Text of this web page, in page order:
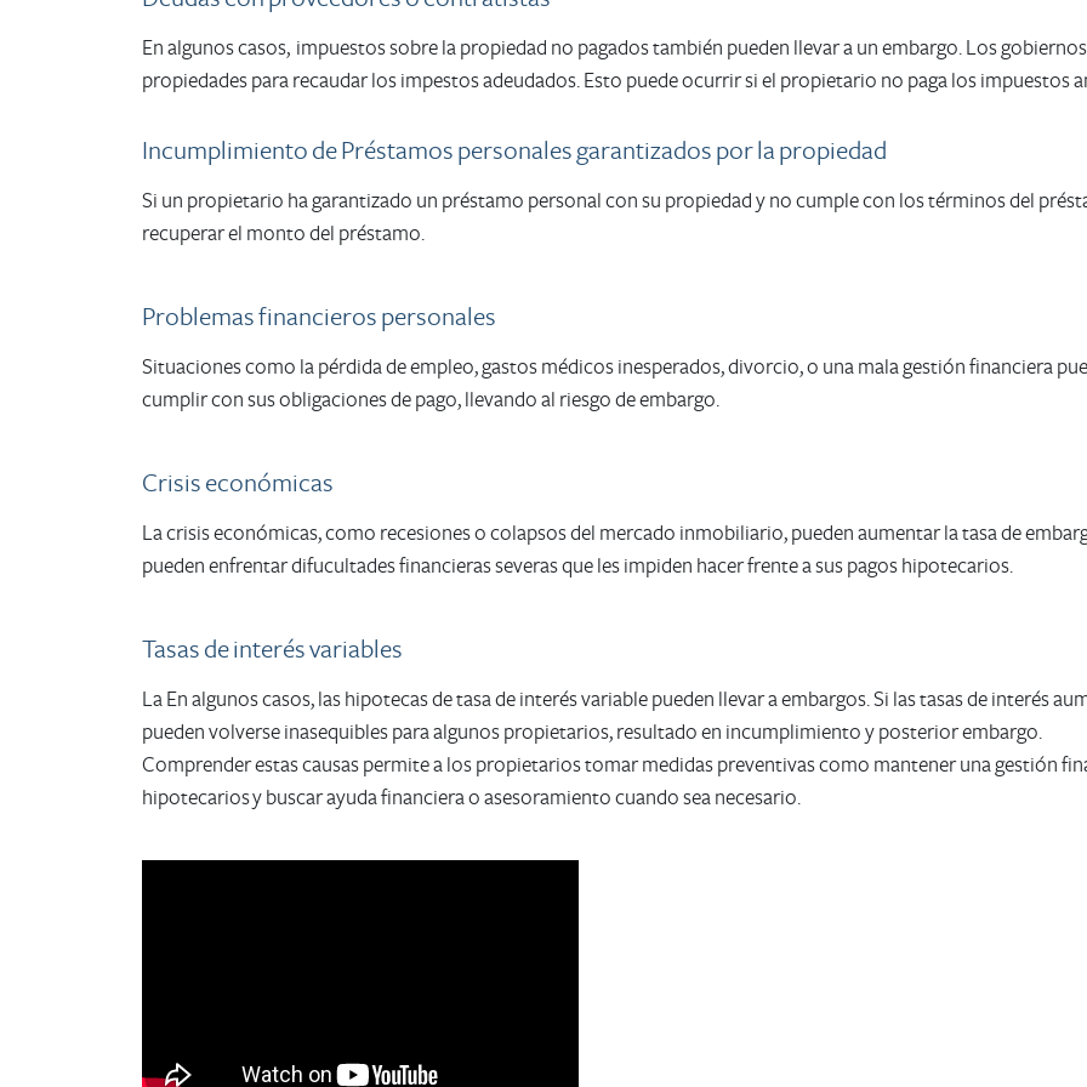
En algunos casos, impuestos sobre la propiedad no pagados también pueden llevar a un embargo. Los
propiedades para recaudar los impestos adeudados. Esto puede ocurrir si el propietario no paga los impuestos
Incumplimiento de Préstamos personales garantizados por la propiedad
Si un propietario ha garantizado un préstamo personal con su propiedad y no cumple con los términos del
recuperar el monto del préstamo.
Problemas financieros personales
Situaciones como la pérdida de empleo, gastos médicos inesperados, divorcio, o una mala gestión financiera
cumplir con sus obligaciones de pago, llevando al riesgo de embargo.
Crisis económicas
La crisis económicas, como recesiones o colapsos del mercado inmobiliario, pueden aumentar la tasa de
pueden enfrentar difucultades financieras severas que les impiden hacer frente a sus pagos hipotecarios.
Tasas de interés variables
La En algunos casos, las hipotecas de tasa de interés variable pueden llevar a embargos. Si las tasas de interés
pueden volverse inasequibles para algunos propietarios, resultado en incumplimiento y posterior embargo.
Comprender estas causas permite a los propietarios tomar medidas preventivas como mantener una gestión
hipotecarios y buscar ayuda financiera o asesoramiento cuando sea necesario.